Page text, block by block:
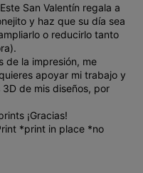
Este San Valentín regala a
y haz que su día sea
o reducirlo tanto
de la impresión, me
apoyar mi trabajo y
de mis diseños, por
¡Gracias!
*print in place *no